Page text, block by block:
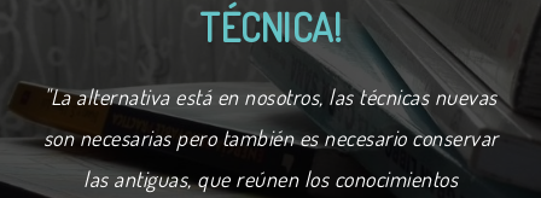
TÉCNICA!
"La alternativa está en nosotros, las técnicas nuevas
son necesarias pero también es necesario conservar
las antiguas, que reúnen los conocimientos